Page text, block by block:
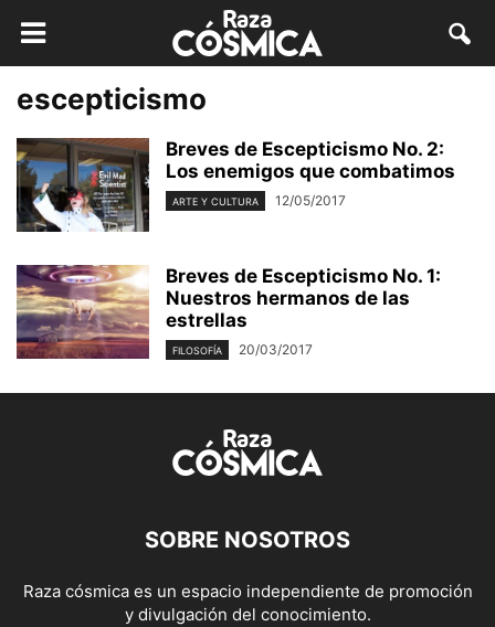
escepticismo
Breves de Escepticismo No. 2:
Los enemigos que combatimos
ARTE Y CULTURA 12/05/2017
Breves de Escepticismo No. 1:
Nuestros hermanos de las
estrellas
FILOSOFÍA 20/03/2017
SOBRE NOSOTROS
Raza cósmica es un espacio independiente de promoción
y divulgación del conocimiento.